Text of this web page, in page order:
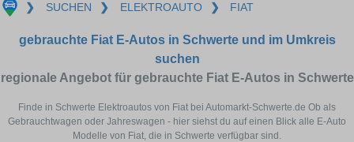
❯ SUCHEN ❯ ELEKTROAUTO ❯ FIAT
gebrauchte Fiat E-Autos in Schwerte und im Umkreis
suchen
regionale Angebot für gebrauchte Fiat E-Autos in Schwerte
Finde in Schwerte Elektroautos von Fiat bei Automarkt-Schwerte.de Ob als
Gebrauchtwagen oder Jahreswagen - hier siehst du auf einen Blick alle E-Auto
Modelle von Fiat, die in Schwerte verfügbar sind.